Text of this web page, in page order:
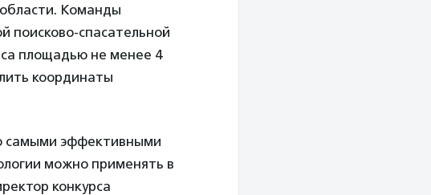
Команды
поисково-спасательной
площадью не менее 4
координаты
самыми эффективными
можно применять в
конкурса